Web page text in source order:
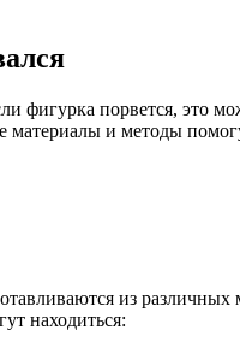
порвется, это
и методы
из
находиться: